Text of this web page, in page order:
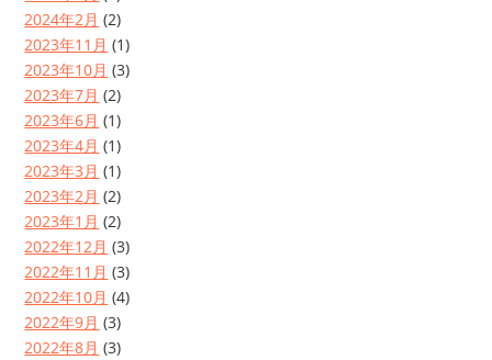
2024年2月 (2)
2023年11月 (1)
2023年10月 (3)
2023年7月 (2)
2023年6月 (1)
2023年4月 (1)
2023年3月 (1)
2023年2月 (2)
2023年1月 (2)
2022年12月 (3)
2022年11月 (3)
2022年10月 (4)
2022年9月 (3)
2022年8月 (3)